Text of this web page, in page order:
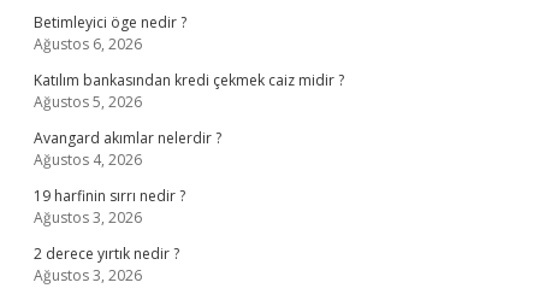
Betimleyici öge nedir ?
Ağustos 6, 2026
Katılım bankasından kredi çekmek caiz midir ?
Ağustos 5, 2026
Avangard akımlar nelerdir ?
Ağustos 4, 2026
19 harfinin sırrı nedir ?
Ağustos 3, 2026
2 derece yırtık nedir ?
Ağustos 3, 2026